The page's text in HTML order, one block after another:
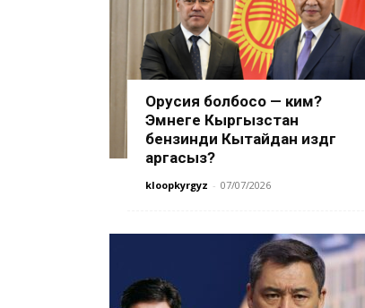
Орусия болбосо — ким?
Эмнеге Кыргызстан
бензинди Кытайдан издөөгө
аргасыз?
kloopkyrgyz - 07/07/2026